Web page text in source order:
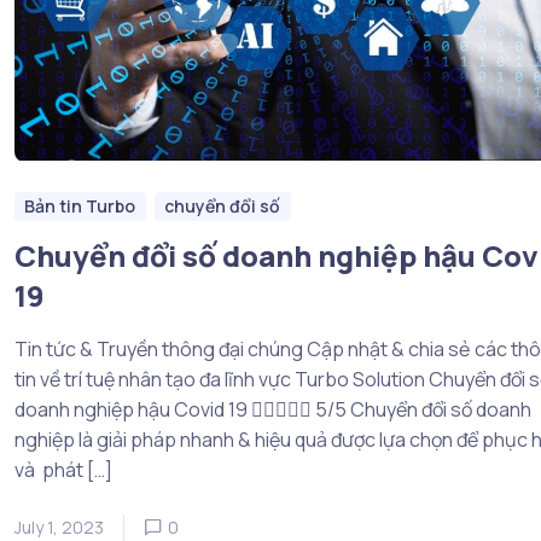
Bản tin Turbo chuyển đổi số
Chuyển đổi số doanh nghiệp hậu
19
Tin tức & Truyền thông đại chúng Cập nhật & chia sẻ các
tin về trí tuệ nhân tạo đa lĩnh vực Turbo Solution Chuyển đổi
doanh nghiệp hậu Covid 19  5/5 Chuyển đổi số doanh
nghiệp là giải pháp nhanh & hiệu quả được lựa chọn để phục
và phát […]
July 1, 2023 0